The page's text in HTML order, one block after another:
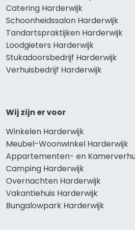
Catering Harderwijk
Schoonheidssalon Harderwijk
Tandartspraktijken Harderwijk
Loodgieters Harderwijk
Stukadoorsbedrijf Harderwijk
Verhuisbedrijf Harderwijk
Wij zijn er voor
Winkelen Harderwijk
Meubel-Woonwinkel Harderwijk
Appartementen- en
Camping Harderwijk
Overnachten Harderwijk
Vakantiehuis Harderwijk
Bungalowpark Harderwijk